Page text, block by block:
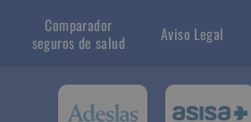
Comparador
seguros de salud
Aviso Legal